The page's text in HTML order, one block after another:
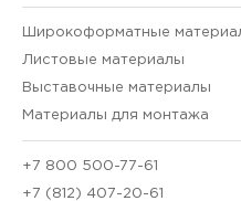
Широкоформатные
Листовые материалы
Выставочные материалы
Материалы для монтажа
+7 800 500-77-61
+7 (812) 407-20-61